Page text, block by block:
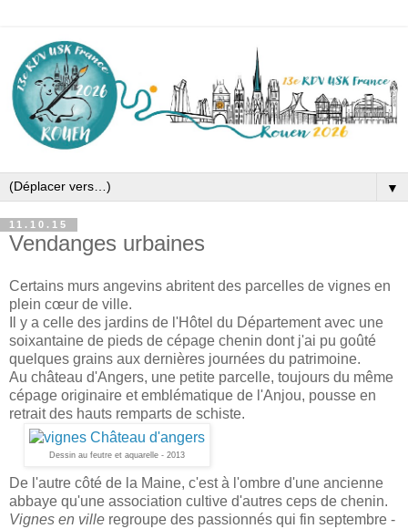
▼
11.10.15
Vendanges urbaines
Certains murs angevins abritent des parcelles de vignes en
plein cœur de ville.
Il y a celle des jardins de l'Hôtel du Département avec une
soixantaine de pieds de cépage chenin dont j'ai pu goûté
quelques grains aux dernières journées du patrimoine.
Au château d'Angers, une petite parcelle, toujours du même
cépage originaire et emblématique de l'Anjou, pousse en
retrait des hauts remparts de schiste.
Dessin au feutre et aquarelle - 2013
De l'autre côté de la Maine, c'est à l'ombre d'une ancienne
abbaye qu'une association cultive d'autres ceps de chenin.
Vignes en ville regroupe des passionnés qui fin septembre -